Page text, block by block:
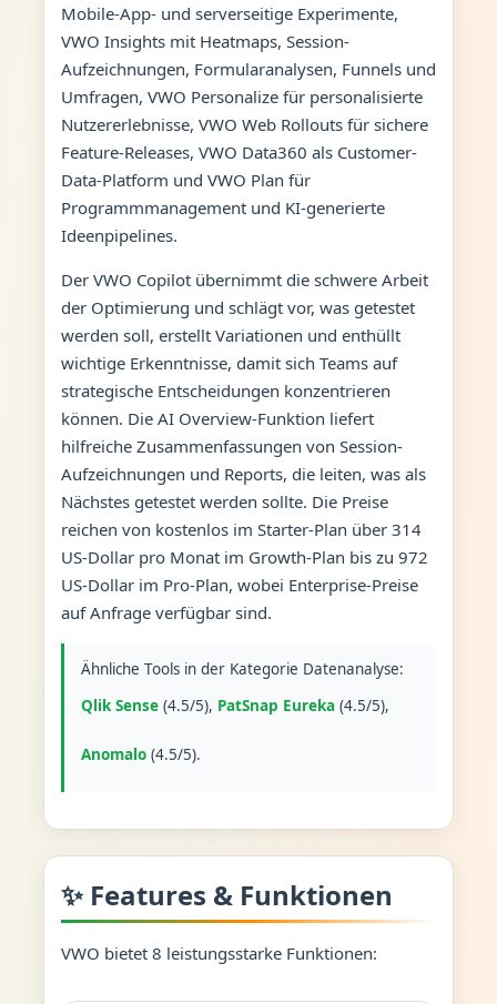
Mobile-App- und serverseitige Experimente,
VWO Insights mit Heatmaps, Session-
Aufzeichnungen, Formularanalysen, Funnels und
Umfragen, VWO Personalize für personalisierte
Nutzererlebnisse, VWO Web Rollouts für sichere
Feature-Releases, VWO Data360 als Customer-
Data-Platform und VWO Plan für
Programmmanagement und KI-generierte
Ideenpipelines.
Der VWO Copilot übernimmt die schwere Arbeit
der Optimierung und schlägt vor, was getestet
werden soll, erstellt Variationen und enthüllt
wichtige Erkenntnisse, damit sich Teams auf
strategische Entscheidungen konzentrieren
können. Die AI Overview-Funktion liefert
hilfreiche Zusammenfassungen von Session-
Aufzeichnungen und Reports, die leiten, was als
Nächstes getestet werden sollte. Die Preise
reichen von kostenlos im Starter-Plan über 314
US-Dollar pro Monat im Growth-Plan bis zu 972
US-Dollar im Pro-Plan, wobei Enterprise-Preise
auf Anfrage verfügbar sind.
Ähnliche Tools in der Kategorie Datenanalyse:
Qlik Sense(4.5/5), PatSnap Eureka(4.5/5),
Anomalo(4.5/5).
✨ Features & Funktionen
VWO bietet 8 leistungsstarke Funktionen: